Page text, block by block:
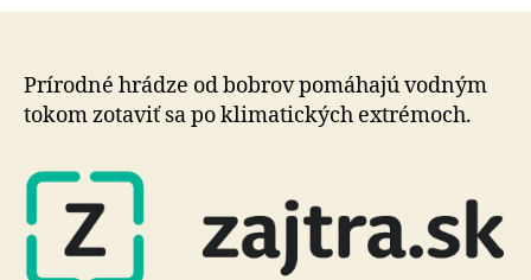
ako
riešenie
Prírodné hrádze od bobrov pomáhajú vodným
tokom zo­ta­viť sa po klimatických extrémoch.